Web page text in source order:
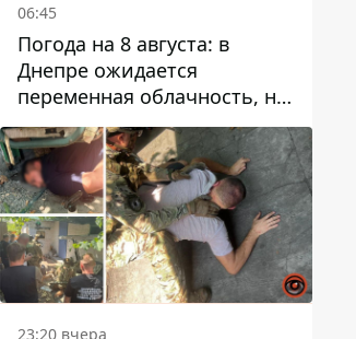
06:45
Погода на 8 августа: в
Днепре ожидается
переменная облачность, но
может пойти дождь
23:20 вчера